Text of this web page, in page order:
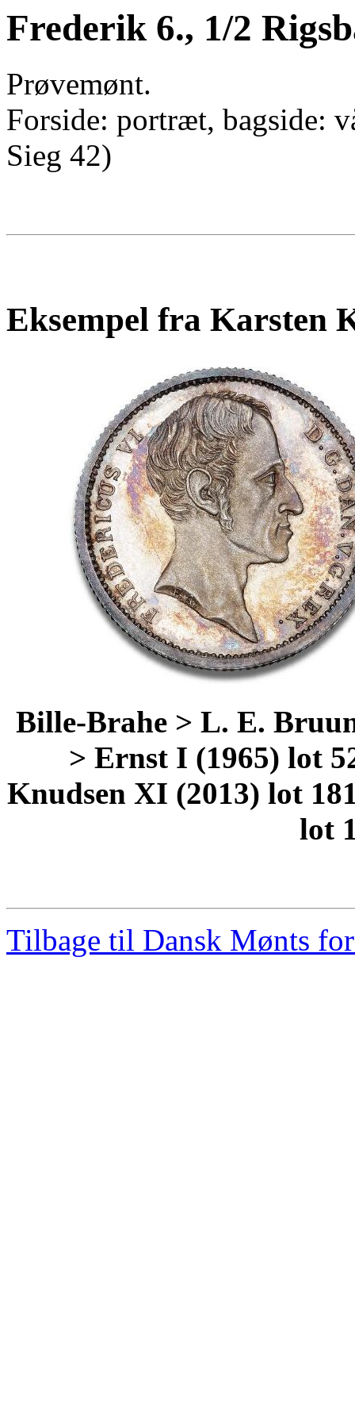
Frederik 6., 1/2
Prøvemønt.
Forside: portræt, bagside:
Sieg 42)
Eksempel fra Karsten
Bille-Brahe > L. E.
> Ernst I (1965) lot
Knudsen XI (2013) lot
lot
Tilbage til Dansk Mønts